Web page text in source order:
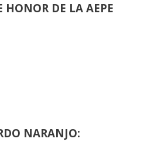
HONOR DE LA AEPE
NARANJO: